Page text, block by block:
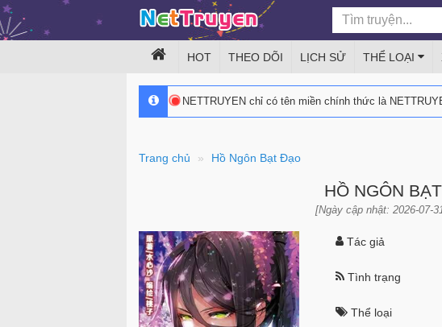
HOT THEO DÕI LỊCH SỬ THỂ LOẠI
NETTRUYEN chỉ có tên miền chính thức là
Trang chủ Hồ Ngôn Bạt Đạo
HỒ NGÔN
[Ngày cập nhật: 2026-07-
Tác giả
Tình trạng
Thể loại